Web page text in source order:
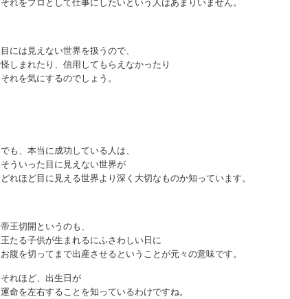
それをプロとして仕事にしたいという人はあまりいません。
目には見えない世界を扱うので、
怪しまれたり、信用してもらえなかったり
それを気にするのでしょう。
でも、本当に成功している人は、
そういった目に見えない世界が
どれほど目に見える世界より深く大切なものか知っています。
帝王切開というのも、
王たる子供が生まれるにふさわしい日に
お腹を切ってまで出産させるということが元々の意味です。
それほど、出生日が
運命を左右することを知っているわけですね。